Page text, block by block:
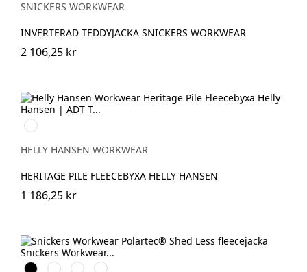
SNICKERS WORKWEAR
INVERTERAD TEDDYJACKA SNICKERS WORKWEAR
2 106,25 kr
590
NAVY
HELLY HANSEN WORKWEAR
HERITAGE PILE FLEECEBYXA HELLY HANSEN
1 186,25 kr
Svart StålgråMarinblåChiliröd